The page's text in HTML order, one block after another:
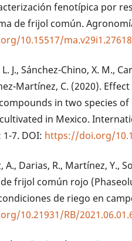
fenotípica por
de frijol común.
10.15517/ma.v29i1.27618
L. J., Sánchez-Chino, X. M.,
Martínez, C. (2020).
in two species of
in Mexico.
1-7. DOI: https://doi.org/
Darias, R., Martínez, Y.,
frijol común rojo
de riego en
10.21931/RB/